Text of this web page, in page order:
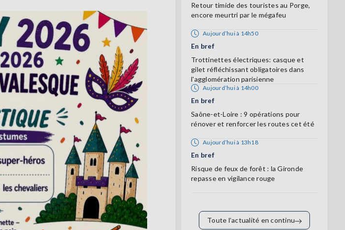
Retour timide des touristes au Porge,
encore meurtri par le mégafeu
Aujourd’hui à 14h50
En bref
Trottinettes électriques: casque et
gilet réfléchissant obligatoires dans
l'agglomération parisienne
Aujourd’hui à 14h00
En bref
Saône-et-Loire : 9 opérations pour
rénover et renforcer les routes cet été
Aujourd’hui à 13h18
En bref
Risque de feux de forêt : la Gironde
repasse en vigilance rouge
Toute l’actualité en continu